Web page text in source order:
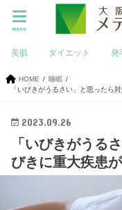
menu
美肌 ダイエット 発
HOME
睡眠
「いびきがうるさい」と思ったら
2023.09.26
「いびきがうる
びきに重大疾患